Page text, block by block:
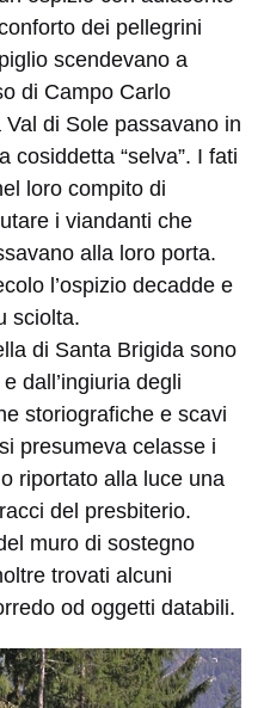
dei pellegrini
scendevano a
di Campo Carlo
di Sole passavano in
cosiddetta “selva”. I fati
loro compito di
i viandanti che
alla loro porta.
l’ospizio decadde e
sciolta.
di Santa Brigida sono
dall’ingiuria degli
storiografiche e scavi
presumeva celasse i
riportato alla luce una
del presbiterio.
muro di sostegno
trovati alcuni
od oggetti databili.